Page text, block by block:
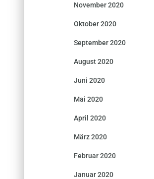
November 2020
Oktober 2020
September 2020
August 2020
Juni 2020
Mai 2020
April 2020
März 2020
Februar 2020
Januar 2020